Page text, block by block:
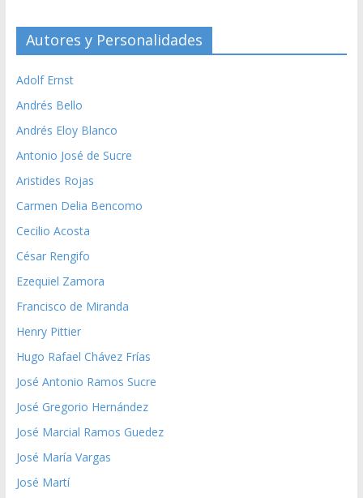
Autores y Personalidades
Adolf Ernst
Andrés Bello
Andrés Eloy Blanco
Antonio José de Sucre
Aristides Rojas
Carmen Delia Bencomo
Cecilio Acosta
César Rengifo
Ezequiel Zamora
Francisco de Miranda
Henry Pittier
Hugo Rafael Chávez Frías
José Antonio Ramos Sucre
José Gregorio Hernández
José Marcial Ramos Guedez
José María Vargas
José Martí